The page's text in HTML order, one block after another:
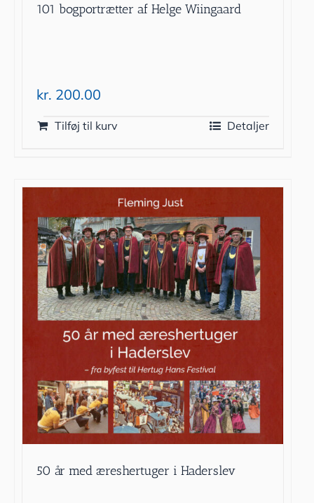
101 bogportrætter af Helge Wiingaard
kr. 200.00
Tilføj til kurv Detaljer
50 år med æreshertuger i Haderslev